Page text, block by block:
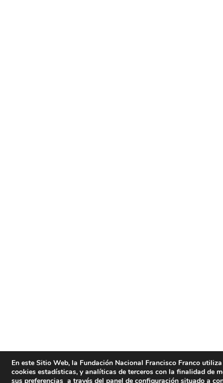
En este Sitio Web, la Fundación Nacional Francisco Franco
cookies estadísticas, y analíticas de terceros con la finalidad de
sus preferencias a través del panel de configuración situado a